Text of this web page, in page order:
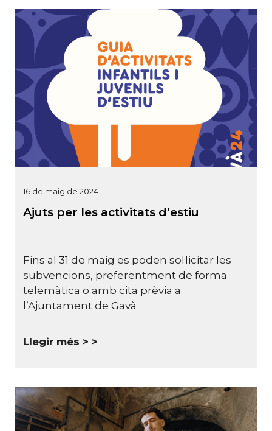
16 de maig de 2024
Ajuts per les activitats d’estiu
Fins al 31 de maig es poden sol·licitar les
subvencions, preferentment de forma
telemàtica o amb cita prèvia a
l’Ajuntament de Gavà
Llegir més >